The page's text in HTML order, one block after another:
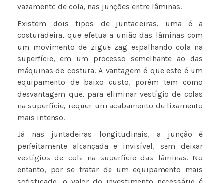
vazamento de cola, nas junções entre lâminas.
Existem dois tipos de juntadeiras, uma é a
costuradeira, que efetua a união das lâminas com
um movimento de zigue zag espalhando cola na
superfície, em um processo semelhante ao das
máquinas de costura. A vantagem é que este é um
equipamento de baixo custo, porém tem como
desvantagem que, para eliminar vestígio de colas
na superfície, requer um acabamento de lixamento
mais intenso.
Já nas juntadeiras longitudinais, a junção é
perfeitamente alcançada e invisível, sem deixar
vestígios de cola na superfície das lâminas. No
entanto, por se tratar de um equipamento mais